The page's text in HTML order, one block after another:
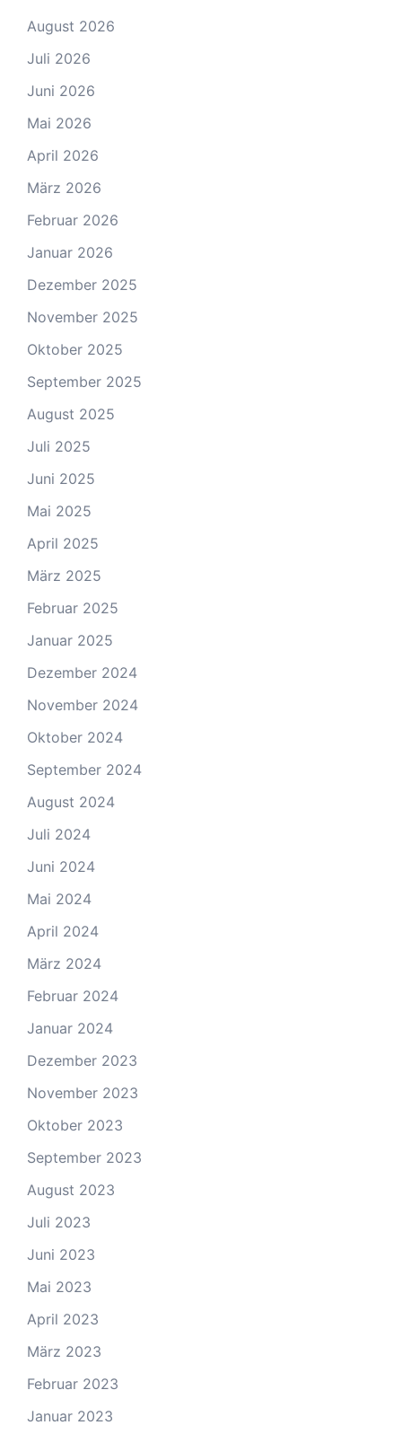
August 2026
Juli 2026
Juni 2026
Mai 2026
April 2026
März 2026
Februar 2026
Januar 2026
Dezember 2025
November 2025
Oktober 2025
September 2025
August 2025
Juli 2025
Juni 2025
Mai 2025
April 2025
März 2025
Februar 2025
Januar 2025
Dezember 2024
November 2024
Oktober 2024
September 2024
August 2024
Juli 2024
Juni 2024
Mai 2024
April 2024
März 2024
Februar 2024
Januar 2024
Dezember 2023
November 2023
Oktober 2023
September 2023
August 2023
Juli 2023
Juni 2023
Mai 2023
April 2023
März 2023
Februar 2023
Januar 2023